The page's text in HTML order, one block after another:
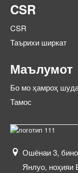
CSR
CSR
Таърихи ширкат
Маълумот
Бо мо ҳамроҳ
Тамос
Ошёнаи 3,
Янлуо, ноҳияи